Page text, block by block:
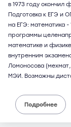
в 1973 году
Подготовка к ЕГЭ и
на ЕГЭ: математика
программы
математике и
внутренним
Ломоносова
МЭИ. Возможны
Подробнее